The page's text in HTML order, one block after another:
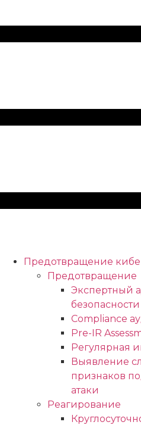
Предотвращение
Предотвращение
Экспертный
безопасности
Compliance
Pre-IR
Регулярная
Выявление
признаков
атаки
Реагирование